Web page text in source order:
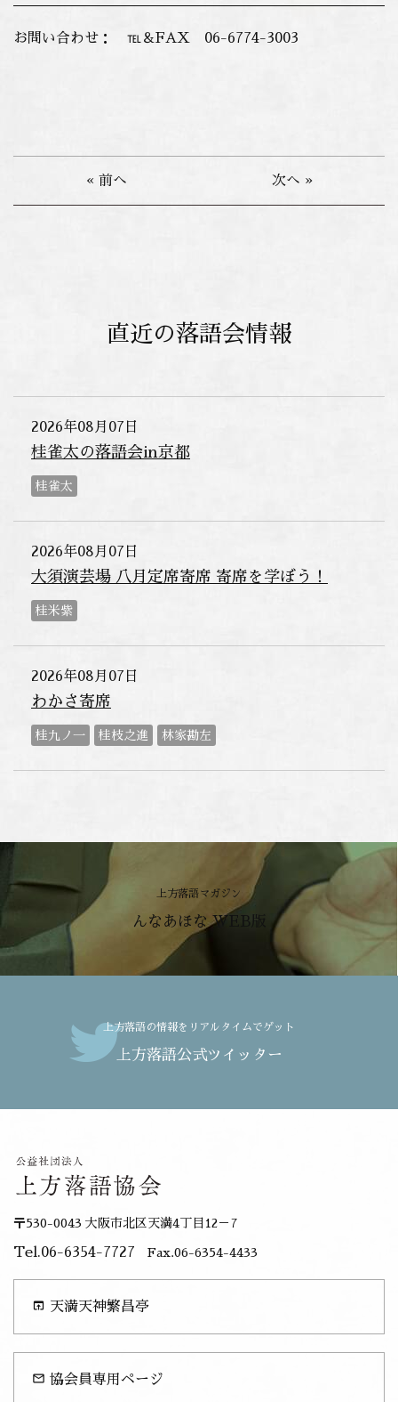
お問い合わせ： ℡＆FAX 06-6774-3003
« 前へ 次へ »
直近の落語会情報
2026年08月07日
桂雀太の落語会in京都
桂雀太
2026年08月07日
大須演芸場 八月定席寄席 寄席を学ぼう！
桂米紫
2026年08月07日
わかさ寄席
桂九ノ一 桂枝之進 林家勘左
上方落語マガジン
んなあほな WEB版
上方落語の情報をリアルタイムでゲット
上方落語公式ツイッター
〒530-0043 大阪市北区天満4丁目12－7
Tel.06-6354-7727 Fax.06-6354-4433
open_in_browser 天満天神繁昌亭
mail_outline 協会員専用ページ